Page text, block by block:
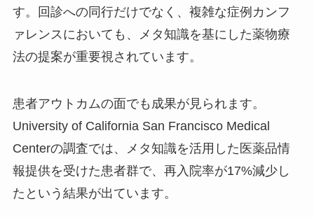
す。回診への同行だけでなく、複雑な症例カンフ
ァレンスにおいても、メタ知識を基にした薬物療
法の提案が重要視されています。
患者アウトカムの面でも成果が見られます。
University of California San Francisco Medical
Centerの調査では、メタ知識を活用した医薬品情
報提供を受けた患者群で、再入院率が17%減少し
たという結果が出ています。